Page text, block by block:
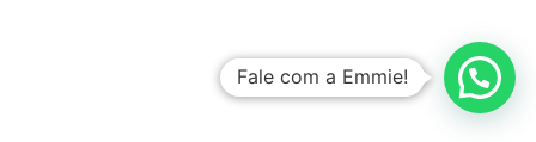
Fale com a Emmie!